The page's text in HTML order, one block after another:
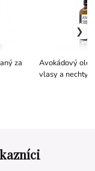
za
Avokádový olej
vlasy a nechty